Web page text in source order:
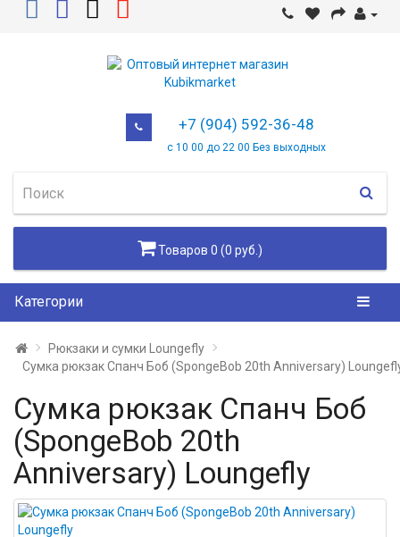
+7 (904) 592-36-48
с 10 00 до 22 00 Без выходных
Товаров 0 (0 руб.)
Категории
Рюкзаки и сумки Loungefly
Сумка рюкзак Спанч Боб (SpongeBob 20th Anniversary)
Сумка рюкзак Спанч Боб
(SpongeBob 20th
Anniversary) Loungefly